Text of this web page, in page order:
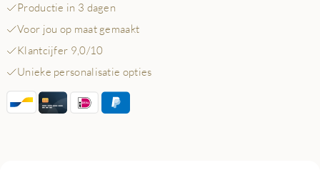
Productie in 3 dagen
Voor jou op maat gemaakt
Klantcijfer 9,0/10
Unieke personalisatie opties